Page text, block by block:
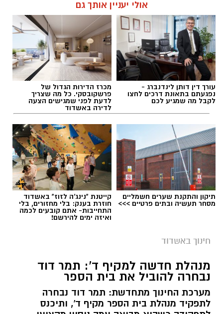
אולי יעניין אותך גם
עורך דין דותן לינדנברג -
נפגעתם בתאונת דרכים לחצו
לקבל מה שמגיע לכם
מכרז הדירות הגדול של
פרשקובסקי. כל מה שצריך
לדעת לפני שמגישים הצעה
לדירה באשדוד
תיקון והתקנת שערים חשמליים
מסחר תעשיה ובתים פרטיים >>>
קייטנת "נינג'ה לזוז" באשדוד
חוזרת בענק: בלי מחזורים, בלי
התחייבות- אתם קובעים לכמה
ואיזה ימים להירשם!
חינוך באשדוד
מנהלת חדשה למקיף ד': תמר דוד
נבחרה להוביל את בית הספר
מערכת החינוך מתחדשת: תמר דוד נבחרה
לתפקיד מנהלת בית הספר מקיף ד', ותיכנס